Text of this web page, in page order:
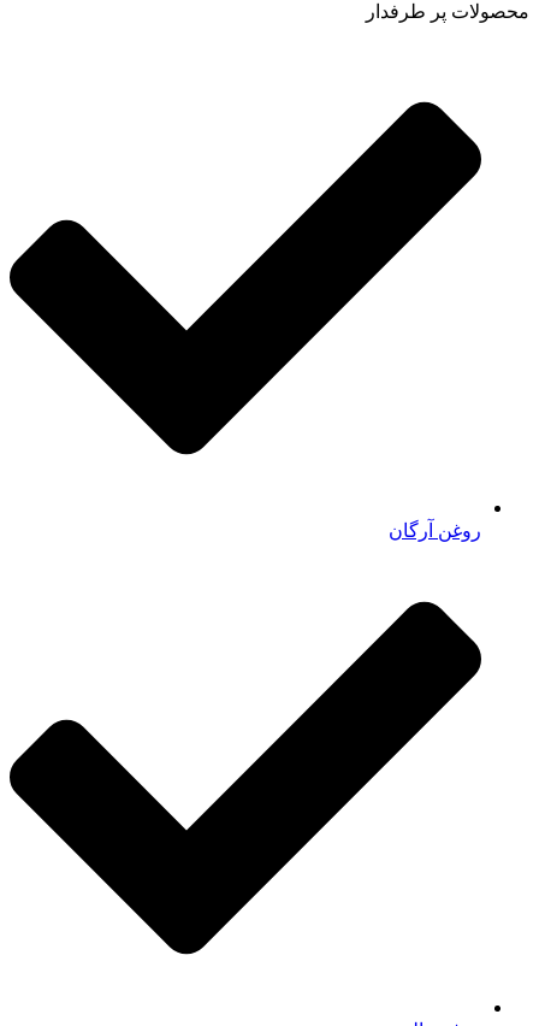
محصولات پر طرفدار
روغن آرگان